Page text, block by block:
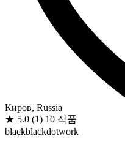
Киров, Russia
★ 5.0 (1) 10 작품
blackblackdotwork